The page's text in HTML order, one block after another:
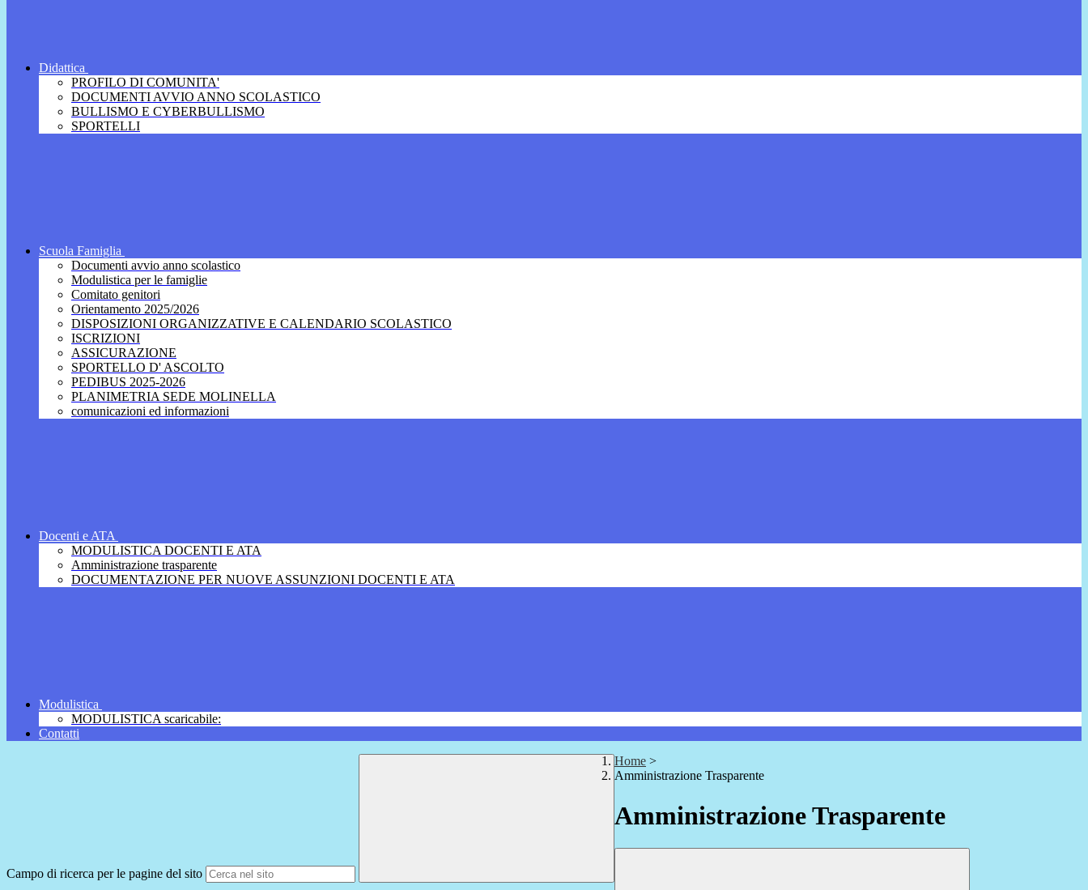
Didattica
PROFILO DI COMUNITA'
DOCUMENTI AVVIO ANNO SCOLASTICO
BULLISMO E CYBERBULLISMO
SPORTELLI
Scuola Famiglia
Documenti avvio anno scolastico
Modulistica per le famiglie
Comitato genitori
Orientamento 2025/2026
DISPOSIZIONI ORGANIZZATIVE E CALENDARIO SCOLASTICO
ISCRIZIONI
ASSICURAZIONE
SPORTELLO D' ASCOLTO
PEDIBUS 2025-2026
PLANIMETRIA SEDE MOLINELLA
comunicazioni ed informazioni
Docenti e ATA
MODULISTICA DOCENTI E ATA
Amministrazione trasparente
DOCUMENTAZIONE PER NUOVE ASSUNZIONI DOCENTI E ATA
Modulistica
MODULISTICA scaricabile:
Contatti
Campo di ricerca per le pagine del sito
Home >
Amministrazione Trasparente
Amministrazione Trasparente